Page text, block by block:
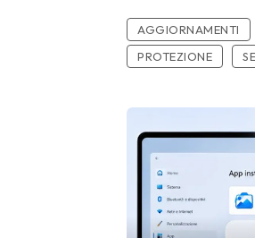
AGGIORNAMENTI
PROTEZIONE